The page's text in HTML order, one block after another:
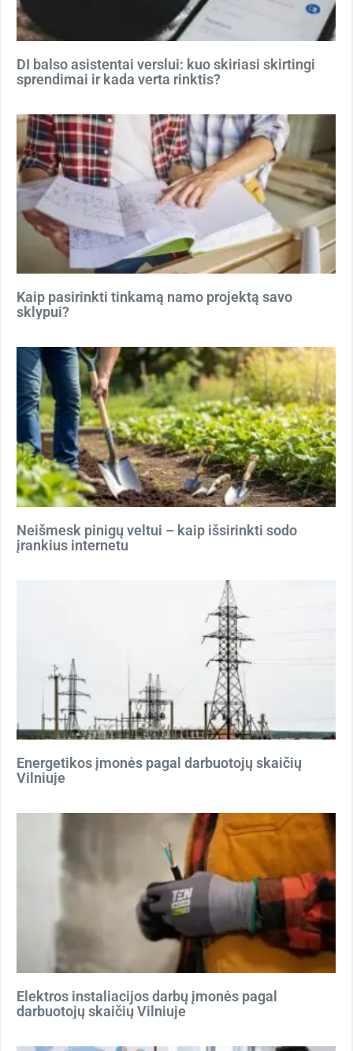
DI balso asistentai verslui: kuo skiriasi skirtingi
sprendimai ir kada verta rinktis?
Kaip pasirinkti tinkamą namo projektą savo
sklypui?
Neišmesk pinigų veltui – kaip išsirinkti sodo
įrankius internetu
Energetikos įmonės pagal darbuotojų skaičių
Vilniuje
Elektros instaliacijos darbų įmonės pagal
darbuotojų skaičių Vilniuje